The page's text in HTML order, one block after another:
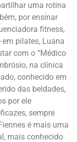
uma rotina
por ensinar
fitness,
pilates, Luana
com o “Médico
na clínica
conhecido em
das beldades,
por ele
sempre
é mais uma
, mais conhecido